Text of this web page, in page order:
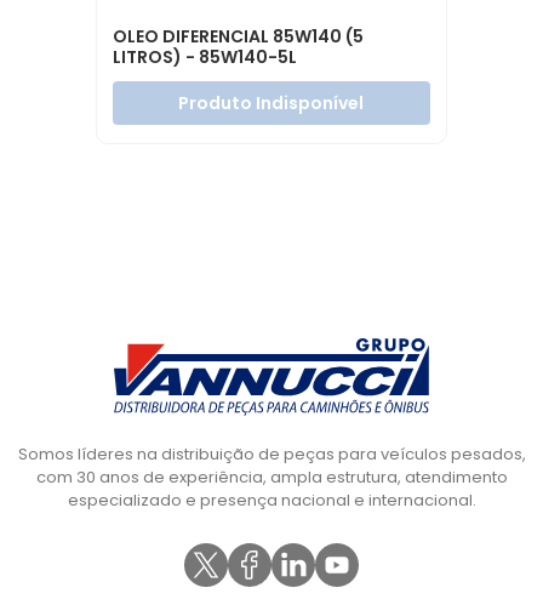
OLEO DIFERENCIAL 85W140 (5
LITROS) - 85W140-5L
Produto Indisponível
Somos líderes na distribuição de peças para veículos pesados,
com 30 anos de experiência, ampla estrutura, atendimento
especializado e presença nacional e internacional.